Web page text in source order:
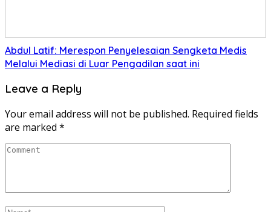
Abdul Latif: Merespon Penyelesaian Sengketa Medis
Melalui Mediasi di Luar Pengadilan saat ini
Leave a Reply
Your email address will not be published. Required fields
are marked *